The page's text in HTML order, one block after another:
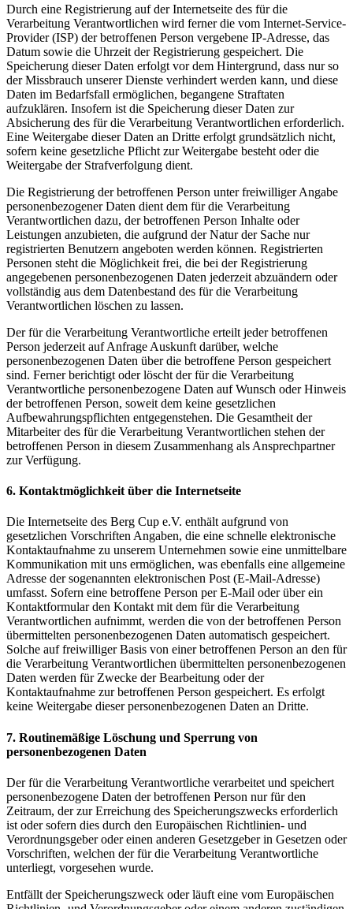
Durch eine Registrierung auf der Internetseite des für die
Verarbeitung Verantwortlichen wird ferner die vom Internet-Service-
Provider (ISP) der betroffenen Person vergebene IP-Adresse, das
Datum sowie die Uhrzeit der Registrierung gespeichert. Die
Speicherung dieser Daten erfolgt vor dem Hintergrund, dass nur so
der Missbrauch unserer Dienste verhindert werden kann, und diese
Daten im Bedarfsfall ermöglichen, begangene Straftaten
aufzuklären. Insofern ist die Speicherung dieser Daten zur
Absicherung des für die Verarbeitung Verantwortlichen erforderlich.
Eine Weitergabe dieser Daten an Dritte erfolgt grundsätzlich nicht,
sofern keine gesetzliche Pflicht zur Weitergabe besteht oder die
Weitergabe der Strafverfolgung dient.
Die Registrierung der betroffenen Person unter freiwilliger Angabe
personenbezogener Daten dient dem für die Verarbeitung
Verantwortlichen dazu, der betroffenen Person Inhalte oder
Leistungen anzubieten, die aufgrund der Natur der Sache nur
registrierten Benutzern angeboten werden können. Registrierten
Personen steht die Möglichkeit frei, die bei der Registrierung
angegebenen personenbezogenen Daten jederzeit abzuändern oder
vollständig aus dem Datenbestand des für die Verarbeitung
Verantwortlichen löschen zu lassen.
Der für die Verarbeitung Verantwortliche erteilt jeder betroffenen
Person jederzeit auf Anfrage Auskunft darüber, welche
personenbezogenen Daten über die betroffene Person gespeichert
sind. Ferner berichtigt oder löscht der für die Verarbeitung
Verantwortliche personenbezogene Daten auf Wunsch oder Hinweis
der betroffenen Person, soweit dem keine gesetzlichen
Aufbewahrungspflichten entgegenstehen. Die Gesamtheit der
Mitarbeiter des für die Verarbeitung Verantwortlichen stehen der
betroffenen Person in diesem Zusammenhang als Ansprechpartner
zur Verfügung.
6. Kontaktmöglichkeit über die Internetseite
Die Internetseite des Berg Cup e.V. enthält aufgrund von
gesetzlichen Vorschriften Angaben, die eine schnelle elektronische
Kontaktaufnahme zu unserem Unternehmen sowie eine unmittelbare
Kommunikation mit uns ermöglichen, was ebenfalls eine allgemeine
Adresse der sogenannten elektronischen Post (E-Mail-Adresse)
umfasst. Sofern eine betroffene Person per E-Mail oder über ein
Kontaktformular den Kontakt mit dem für die Verarbeitung
Verantwortlichen aufnimmt, werden die von der betroffenen Person
übermittelten personenbezogenen Daten automatisch gespeichert.
Solche auf freiwilliger Basis von einer betroffenen Person an den für
die Verarbeitung Verantwortlichen übermittelten personenbezogenen
Daten werden für Zwecke der Bearbeitung oder der
Kontaktaufnahme zur betroffenen Person gespeichert. Es erfolgt
keine Weitergabe dieser personenbezogenen Daten an Dritte.
7. Routinemäßige Löschung und Sperrung von
personenbezogenen Daten
Der für die Verarbeitung Verantwortliche verarbeitet und speichert
personenbezogene Daten der betroffenen Person nur für den
Zeitraum, der zur Erreichung des Speicherungszwecks erforderlich
ist oder sofern dies durch den Europäischen Richtlinien- und
Verordnungsgeber oder einen anderen Gesetzgeber in Gesetzen oder
Vorschriften, welchen der für die Verarbeitung Verantwortliche
unterliegt, vorgesehen wurde.
Entfällt der Speicherungszweck oder läuft eine vom Europäischen